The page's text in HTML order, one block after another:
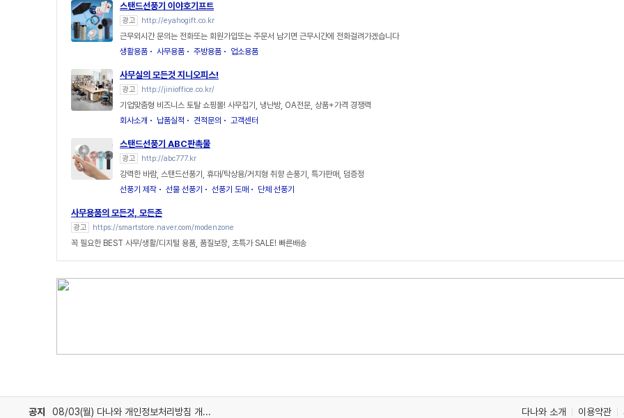
스탠드선풍기 이야호기프트
광고 http://eyahogift.co.kr
근무외시간 문의는 전화또는 회원가입또는 주문서 남기면 근무시간에 전화걸려가겠습니다
생활용품
사무용품 주방용품 업소용품
사무실의 모든것 지니오피스!
광고 http://jinioffice.co.kr/
기업맞춤형 비즈니스 토탈 쇼핑몰! 사무집기, 냉난방, OA전문, 상품+가격 경쟁력
회사소개
납품실적 견적문의 고객센터
스탠드선풍기 ABC판촉물
광고 http://abc777.kr
강력한 바람, 스탠드선풍기, 휴대/탁상용/거치형 취향 손풍기, 특가판매, 덤증정
선풍기 제작
선물 선풍기 선풍기 도매 단체 선풍기
사무용품의 모든것, 모든존
광고 https://smartstore.naver.com/modenzone
꼭 필요한 BEST 사무/생활/디지털 용품, 품질보장, 초특가 SALE! 빠른배송
공지 08/03(월) 다나와 개인정보처리방침 개정 안내 다나와 소개 이용약관